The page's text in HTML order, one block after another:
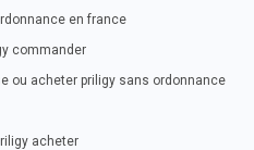
en france
commander
ou acheter priligy sans ordonnance
acheter